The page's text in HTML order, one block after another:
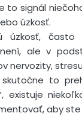
to signál
úzkosť.
úzkosť, často
ale v
nervozity,
to
existuje
aby ste